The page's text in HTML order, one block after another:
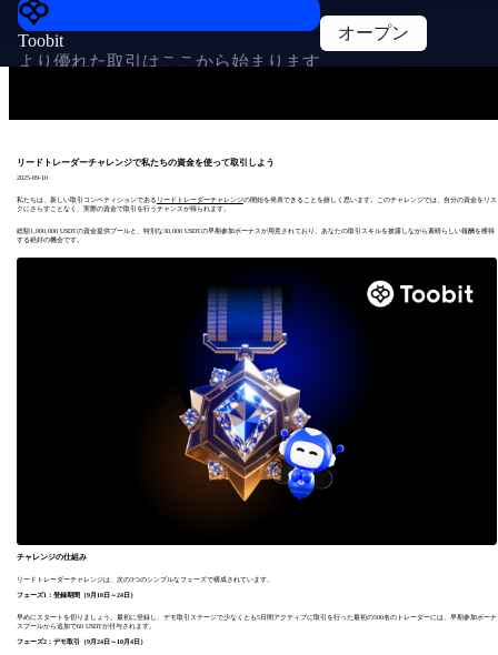
Toobit
より優れた取引はここから始まります
オープン
リードトレーダーチャレンジで私たちの資金を使って取引しよう
2025-09-10
私たちは、新しい取引コンペティションであるリードトレーダーチャレンジの開始を発表できることを嬉しく思います。このチャレンジでは、自分の資金をリス
クにさらすことなく、実際の資金で取引を行うチャンスが得られます。
総額1,000,000 USDTの資金提供プールと、特別な30,000 USDTの早期参加ボーナスが用意されており、あなたの取引スキルを披露しながら素晴らしい報酬を獲得
する絶好の機会です。
チャレンジの仕組み
リードトレーダーチャレンジは、次の3つのシンプルなフェーズで構成されています。
フェーズ1：登録期間（9月10日～24日）
早めにスタートを切りましょう。最初に登録し、デモ取引ステージで少なくとも5日間アクティブに取引を行った最初の500名のトレーダーには、早期参加ボーナ
スプールから追加で60 USDTが付与されます。
フェーズ2：デモ取引（9月24日～10月4日）